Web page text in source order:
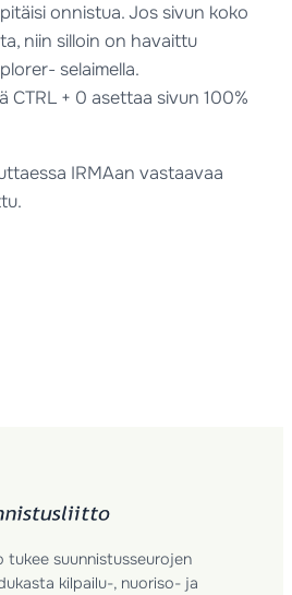
onnistua. Jos sivun koko
niin silloin on havaittu
selaimella.
CTRL + 0 asettaa sivun 100%
IRMAan vastaavaa
tukee suunnistusseurojen
kilpailu-, nuoriso- ja